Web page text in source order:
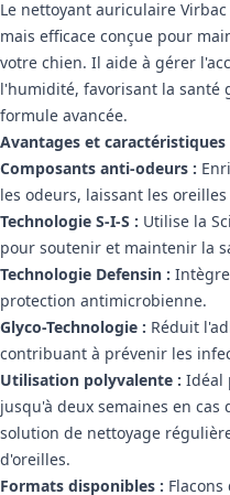
Le nettoyant auriculaire
mais efficace conçue pour
votre chien. Il aide à gérer
l'humidité, favorisant la santé
formule avancée.
Avantages et caractéristiques
Composants anti-odeurs :
les odeurs, laissant les
Technologie S-I-S : Utilise la
pour soutenir et maintenir la
Technologie Defensin :
protection antimicrobienne.
Glyco-Technologie : Réduit
contribuant à prévenir les
Utilisation polyvalente : Idéal
jusqu'à deux semaines en
solution de nettoyage
d'oreilles.
Formats disponibles :